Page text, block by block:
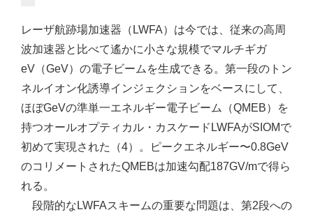
レーザ航跡場加速器（LWFA）は今では、従来の高周
波加速器と比べて遙かに小さな規模でマルチギガ
eV（GeV）の電子ビームを生成できる。第一段のトン
ネルイオン化誘導インジェクションをベースにして、
ほぼGeVの準単一エネルギー電子ビーム（QMEB）を
持つオールオプティカル・カスケードLWFAがSIOMで
初めて実現された（4）。ピークエネルギー〜0.8GeV
のコリメートされたQMEBは加速勾配187GV/mで得ら
れる。
段階的なLWFAスキームの重要な問題は、第2段への